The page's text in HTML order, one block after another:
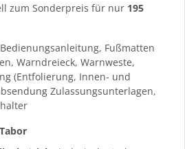
zum Sonderpreis für nur 195
Fußmatten
Warndreieck, Warnweste,
(Entfolierung, Innen- und
Zulassungsunterlagen,